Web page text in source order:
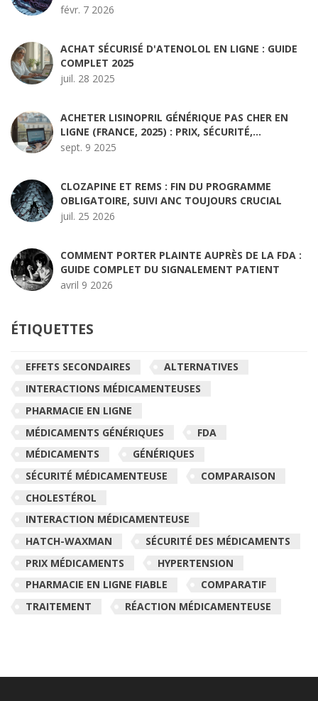
SECONDAIRES
févr. 7 2026
ACHAT SÉCURISÉ D'ATENOLOL EN LIGNE : GUIDE
COMPLET 2025
juil. 28 2025
ACHETER LISINOPRIL GÉNÉRIQUE PAS CHER EN
LIGNE (FRANCE, 2025) : PRIX, SÉCURITÉ,
ALTERNATIVES
sept. 9 2025
CLOZAPINE ET REMS : FIN DU PROGRAMME
OBLIGATOIRE, SUIVI ANC TOUJOURS CRUCIAL
juil. 25 2026
COMMENT PORTER PLAINTE AUPRÈS DE LA FDA :
GUIDE COMPLET DU SIGNALEMENT PATIENT
avril 9 2026
ÉTIQUETTES
EFFETS SECONDAIRES
ALTERNATIVES
INTERACTIONS MÉDICAMENTEUSES
PHARMACIE EN LIGNE
MÉDICAMENTS GÉNÉRIQUES
FDA
MÉDICAMENTS
GÉNÉRIQUES
SÉCURITÉ MÉDICAMENTEUSE
COMPARAISON
CHOLESTÉROL
INTERACTION MÉDICAMENTEUSE
HATCH-WAXMAN
SÉCURITÉ DES MÉDICAMENTS
PRIX MÉDICAMENTS
HYPERTENSION
PHARMACIE EN LIGNE FIABLE
COMPARATIF
TRAITEMENT
RÉACTION MÉDICAMENTEUSE